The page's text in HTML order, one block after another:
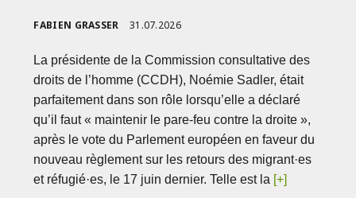
FABIEN GRASSER 31.07.2026
La présidente de la Commission consultative des
droits de l’homme (CCDH), Noémie Sadler, était
parfaitement dans son rôle lorsqu’elle a déclaré
qu’il faut « maintenir le pare-feu contre la droite »,
après le vote du Parlement européen en faveur du
nouveau règlement sur les retours des migrant·es
et réfugié·es, le 17 juin dernier. Telle est la [+]